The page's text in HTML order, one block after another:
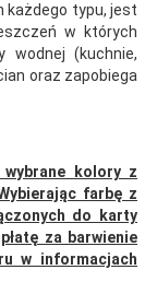
każdego typu, jest
w których
wodnej (kuchnie,
oraz zapobiega
wybrane kolory z
farbę z
do karty
za barwienie
w informacjach